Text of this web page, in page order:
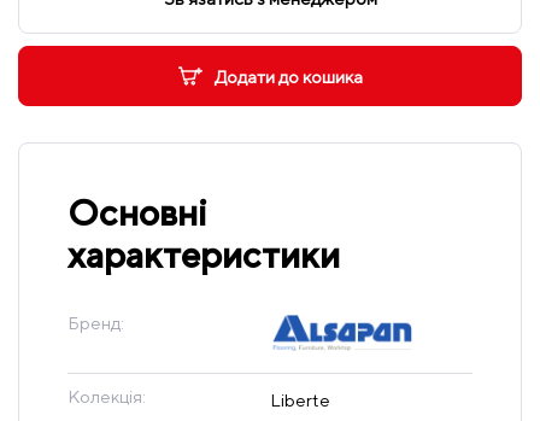
Додати до кошика
Основні
характеристики
Бренд:
Колекція: Liberte